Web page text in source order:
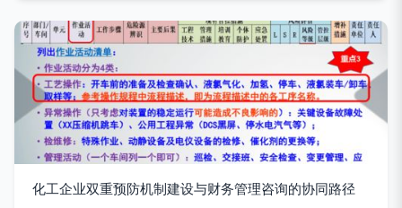
化工企业双重预防机制建设与财务管理咨询的协同路径